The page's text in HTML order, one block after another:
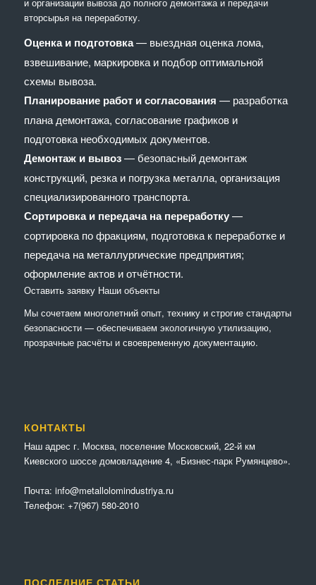
вторсырья на переработку.
Оценка и подготовка— выездная оценка лома,
взвешивание, маркировка и подбор оптимальной
схемы вывоза.
Планирование работ и согласования — разработка
плана демонтажа, согласование графиков и
подготовка необходимых документов.
Демонтаж и вывоз— безопасный демонтаж
конструкций, резка и погрузка металла, организация
специализированного транспорта.
Сортировка и передача на переработку—
сортировка по фракциям, подготовка к переработке и
передача на металлургические предприятия;
оформление актов и отчётности.
Оставить заявку Наши объекты
Мы сочетaем многолетний опыт, технику и строгие стандарты
безопасности — обеспечиваем экологичную утилизацию,
прозрачные расчёты и своевременную документацию.
КОНТАКТЫ
Наш адрес г. Москва, поселение Московский, 22-й км
Киевского шоссе домовладение 4, «Бизнес-парк Румянцево».
Почта: info@metallolomindustriya.ru
Телефон: +7(967) 580-2010
ПОСЛЕДНИЕ СТАТЬИ